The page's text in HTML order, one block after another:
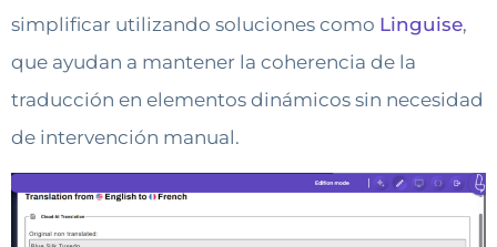
simplificar utilizando soluciones como Linguise,
que ayudan a mantener la coherencia de la
traducción en elementos dinámicos sin necesidad
de intervención manual.